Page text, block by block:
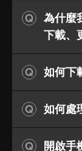
為什麼
下載、
如何下
如何處
開啟手